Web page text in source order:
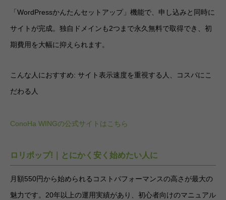
「WordPressかんたんセットアップ」機能で、申し込みと同時に
サイトが完成。独自ドメインも2つまで永久無料で取得でき、初
期費用を大幅に抑えられます。
こんな人におすすめ: サイト表示速度を重視する人、コスパにこ
だわる人
ConoHa WINGの公式サイトはこちら
ロリポップ!｜とにかく安く始めたい人に
月額550円から始められるコストパフォーマンスの高さが最大の
魅力です。20年以上の運用実績があり、初心者向けのマニュアル